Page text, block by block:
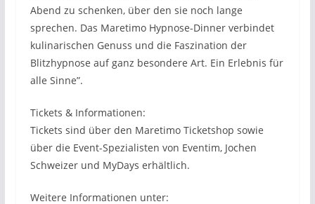
Abend zu schenken, über den sie noch lange
sprechen. Das Maretimo Hypnose-Dinner verbindet
kulinarischen Genuss und die Faszination der
Blitzhypnose auf ganz besondere Art. Ein Erlebnis für
alle Sinne”.
Tickets & Informationen:
Tickets sind über den Maretimo Ticketshop sowie
über die Event-Spezialisten von Eventim, Jochen
Schweizer und MyDays erhältlich.
Weitere Informationen unter: